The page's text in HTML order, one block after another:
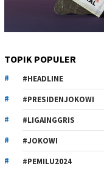
TOPIK POPULER
#HEADLINE
#PRESIDENJOKOWI
#LIGAINGGRIS
#JOKOWI
#PEMILU2024